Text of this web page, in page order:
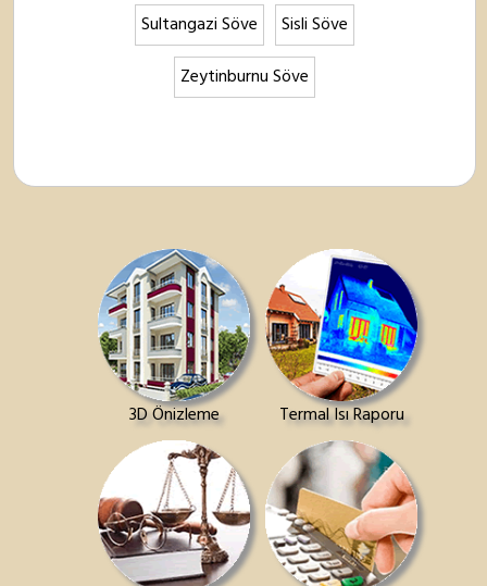
Sultangazi Söve
Sisli Söve
Zeytinburnu Söve
3D Önizleme Termal Isı Raporu